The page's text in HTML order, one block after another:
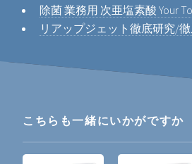
除菌 業務用 次亜塩素酸 Your
リアップジェット徹底研究/
こちらも一緒にいかがですか